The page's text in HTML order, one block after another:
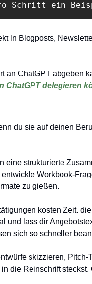
Schritt ein
in Blogposts,
an ChatGPT abgeben
ChatGPT delegieren
du sie auf deinen
eine strukturierte
Workbook-
zu gießen.
kosten Zeit,
und lass dir
sich so schneller
skizzieren, Pitch-
die Reinschrift steckst.